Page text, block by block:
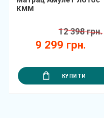
КММ
9 299 грн.
12 398 грн.
КУПИТИ